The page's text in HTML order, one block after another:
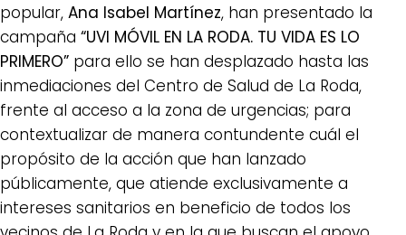
popular, Ana Isabel Martínez, han presentado la
campaña “UVI MÓVIL EN LA RODA. TU VIDA ES LO
PRIMERO” para ello se han desplazado hasta las
inmediaciones del Centro de Salud de La Roda,
frente al acceso a la zona de urgencias; para
contextualizar de manera contundente cuál el
propósito de la acción que han lanzado
públicamente, que atiende exclusivamente a
intereses sanitarios en beneficio de todos los